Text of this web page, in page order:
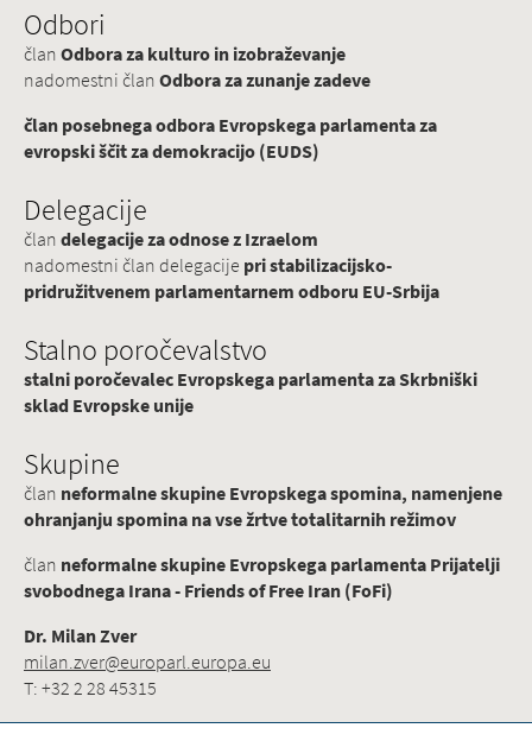
Odbori
članOdbora za kulturo in izobraževanje
nadomestni članOdbora za zunanje zadeve
član posebnega odbora Evropskega parlamenta za
evropski ščit za demokracijo (EUDS)
Delegacije
člandelegacije za odnose z Izraelom
nadomestni član delegacije pri stabilizacijsko-
pridružitvenem parlamentarnem odboru EU-Srbija
Stalno poročevalstvo
stalni poročevalec Evropskega parlamenta za Skrbniški
sklad Evropske unije
Skupine
član neformalne skupine Evropskega spomina, namenjene
ohranjanju spomina na vse žrtve totalitarnih režimov
član neformalne skupine Evropskega parlamenta Prijatelji
svobodnega Irana - Friends of Free Iran (FoFi)
Dr. Milan Zver
milan.zver@europarl.europa.eu
T: +32 2 28 45315